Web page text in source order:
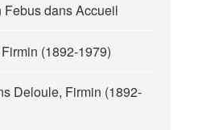
FebusdansAccueil
(1892-1979)
Deloule, Firmin (1892-